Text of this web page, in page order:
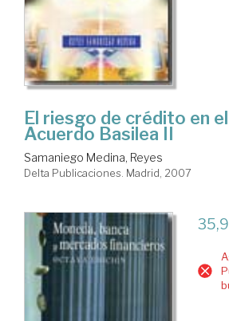
El riesgo de crédito en
Acuerdo Basilea II
Samaniego Medina, Reyes
Delta Publicaciones. Madrid, 2007